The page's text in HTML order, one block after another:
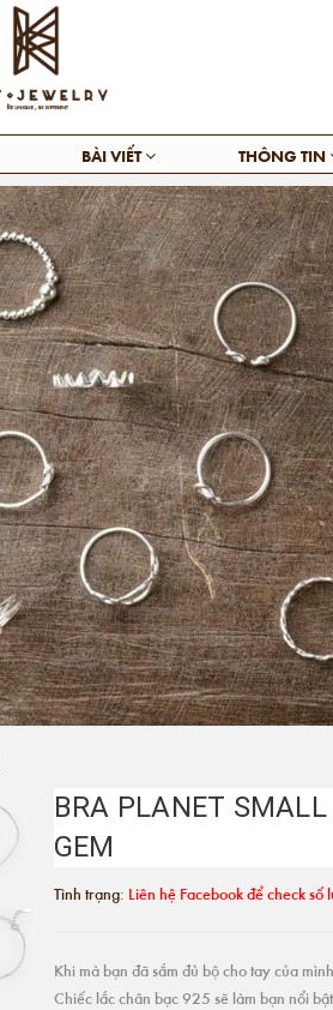
BÀI VIẾT THÔNG TIN
BRA PLANET SMALL
GEM
Tình trạng: Liên hệ Facebook để check số
Khi mà bạn đã sắm đủ bộ cho tay của
Chiếc lắc chân bạc 925 sẽ làm bạn nổi